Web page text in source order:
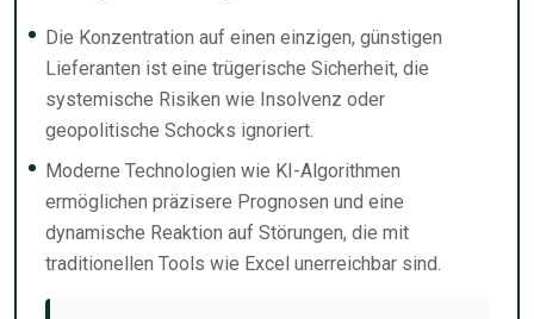
Die Konzentration auf einen einzigen, günstigen
Lieferanten ist eine trügerische Sicherheit, die
systemische Risiken wie Insolvenz oder
geopolitische Schocks ignoriert.
Moderne Technologien wie KI-Algorithmen
ermöglichen präzisere Prognosen und eine
dynamische Reaktion auf Störungen, die mit
traditionellen Tools wie Excel unerreichbar sind.